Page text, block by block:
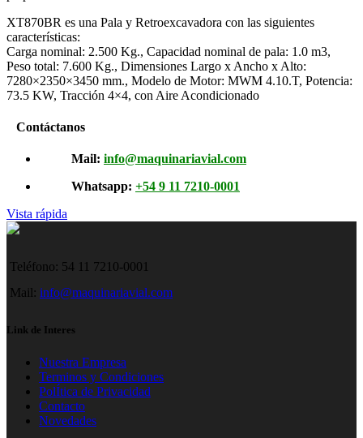
XT870BR es una Pala y Retroexcavadora con las siguientes
características:
Carga nominal: 2.500 Kg., Capacidad nominal de pala: 1.0 m3,
Peso total: 7.600 Kg., Dimensiones Largo x Ancho x Alto:
7280×2350×3450 mm., Modelo de Motor: MWM 4.10.T, Potencia:
73.5 KW, Tracción 4×4, con Aire Acondicionado
Contáctanos
Mail: info@maquinariavial.com
Whatsapp: +54 9 11 7210-0001
Vista rápida
Teléfono: 54 11 7210-0001
Mail: info@maquinariavial.com
Link de Interes
Nuestra Empresa
Terminos y Condiciones
PolÍtica de Privacidad
Contacto
Novedades